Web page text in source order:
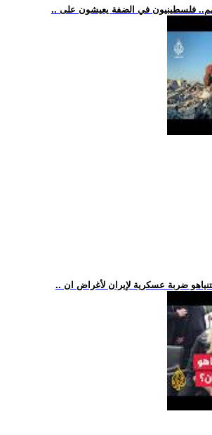
فلسطينيون في الضفة يعيشون على
ضربة عسكرية لإيران لأغراض ان